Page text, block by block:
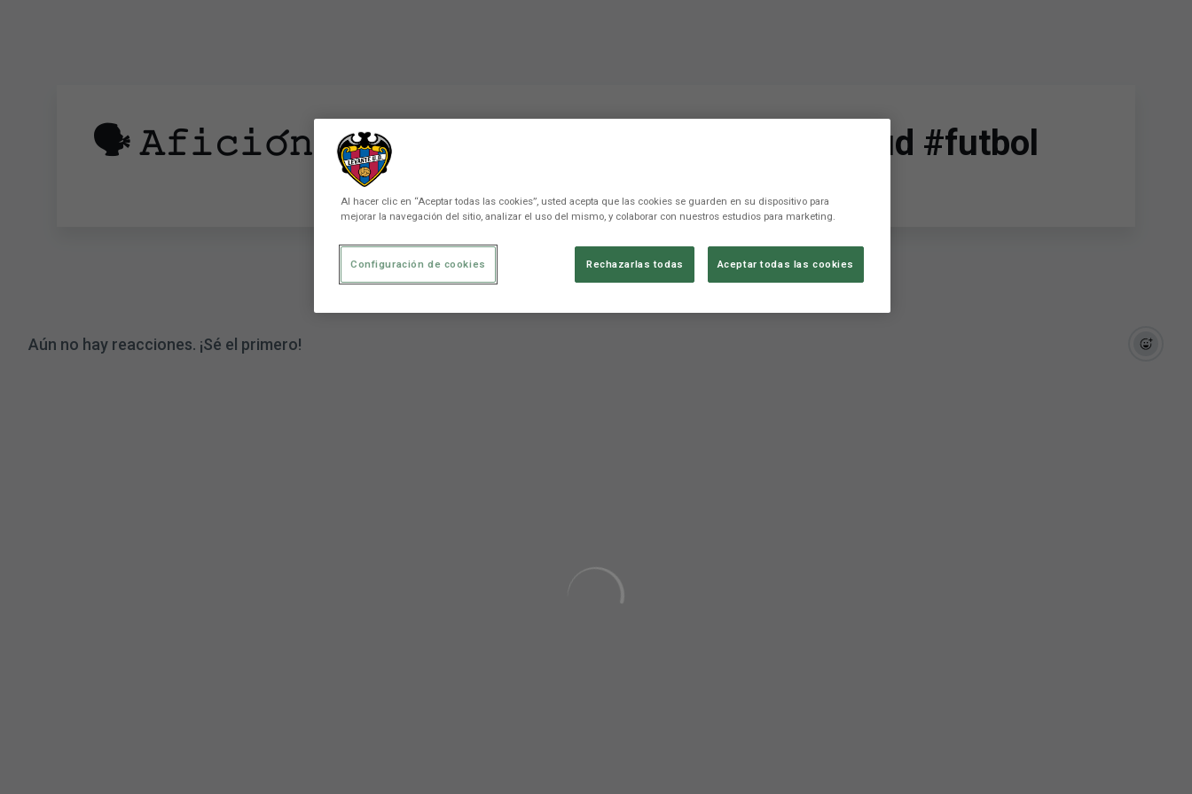
🗣️ 𝙰𝚏𝚒𝚌𝚒𝚘́𝚗, 𝚎𝚜𝚝𝚘 𝚎𝚜 𝚞𝚗𝚊 𝚕𝚘𝚌𝚞𝚛𝚊 #levanteud #futbol
Aún no hay reacciones. ¡Sé el primero!
Al hacer clic en “Aceptar todas las cookies”, usted acepta que las cookies se guarden en su dispositivo para
mejorar la navegación del sitio, analizar el uso del mismo, y colaborar con nuestros estudios para marketing.
Rechazarlas todas Aceptar todas las cookies
Configuración de cookies